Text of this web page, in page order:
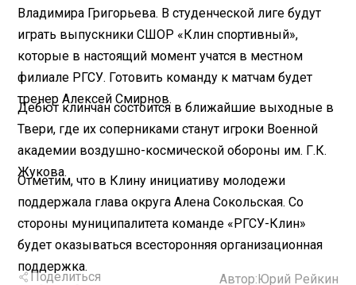
Владимира Григорьева. В студенческой лиге будут
играть выпускники СШОР «Клин спортивный»,
которые в настоящий момент учатся в местном
филиале РГСУ. Готовить команду к матчам будет
тренер Алексей Смирнов.
Дебют клинчан состоится в ближайшие выходные в
Твери, где их соперниками станут игроки Военной
академии воздушно-космической обороны им. Г.К.
Жукова.
Отметим, что в Клину инициативу молодежи
поддержала глава округа Алена Сокольская. Со
стороны муниципалитета команде «РГСУ-Клин»
будет оказываться всесторонняя организационная
поддержка.
Поделиться Автор: Юрий Рейкин